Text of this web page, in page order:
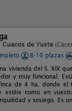
Cuacos de Yuste
8-10 plazas
vivienda del S. XIX
y muy funcional.
de 4 ha. donde el
estéis como en
y sosiego. Es